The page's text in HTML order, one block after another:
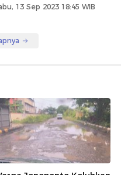
13 Sep 2023 18:45 WIB